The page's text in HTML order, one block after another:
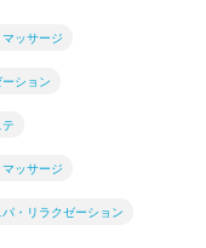
ッサージ
ション
ッサージ
・リラクゼーション